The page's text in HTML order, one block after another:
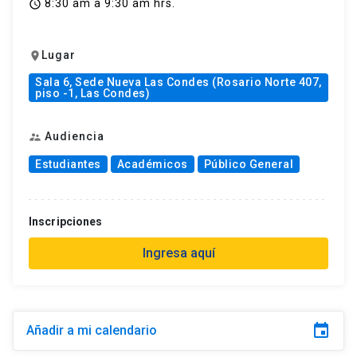
access_time 8:30 am a 9:30 am hrs.
location_on Lugar
Sala 6, Sede Nueva Las Condes (Rosario Norte 407,
piso -1, Las Condes)
supervisor_account Audiencia
Estudiantes Académicos Público General
Inscripciones
Ingresa aquí
Añadir a mi calendario event